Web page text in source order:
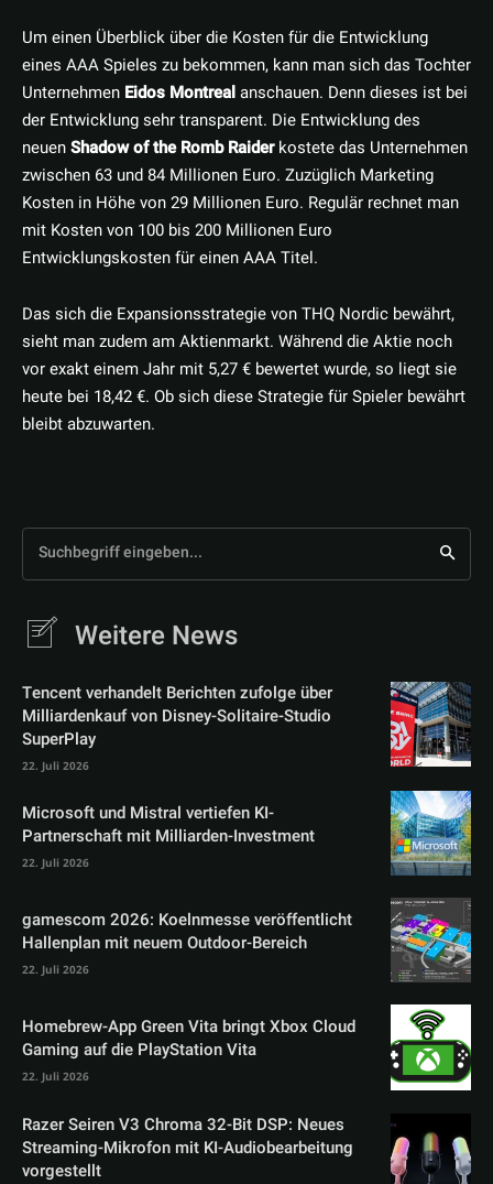
Um einen Überblick über die Kosten für die Entwicklung
eines AAA Spieles zu bekommen, kann man sich das Tochter
Unternehmen Eidos Montrealanschauen. Denn dieses ist bei
der Entwicklung sehr transparent. Die Entwicklung des
neuenShadow of the Romb Raiderkostete das Unternehmen
zwischen 63 und 84 Millionen Euro. Zuzüglich Marketing
Kosten in Höhe von 29 Millionen Euro. Regulär rechnet man
mit Kosten von 100 bis 200 Millionen Euro
Entwicklungskosten für einen AAA Titel.
Das sich die Expansionsstrategie von THQ Nordic bewährt,
sieht man zudem am Aktienmarkt. Während die Aktie noch
vor exakt einem Jahr mit 5,27 € bewertet wurde, so liegt sie
heute bei 18,42 €. Ob sich diese Strategie für Spieler bewährt
bleibt abzuwarten.
Suchbegriff eingeben...
Weitere News
Tencent verhandelt Berichten zufolge über
Milliardenkauf von Disney-Solitaire-Studio
SuperPlay
22. Juli 2026
Microsoft und Mistral vertiefen KI-
Partnerschaft mit Milliarden-Investment
22. Juli 2026
gamescom 2026: Koelnmesse veröffentlicht
Hallenplan mit neuem Outdoor-Bereich
22. Juli 2026
Homebrew-App Green Vita bringt Xbox Cloud
Gaming auf die PlayStation Vita
22. Juli 2026
Razer Seiren V3 Chroma 32-Bit DSP: Neues
Streaming-Mikrofon mit KI-Audiobearbeitung
vorgestellt